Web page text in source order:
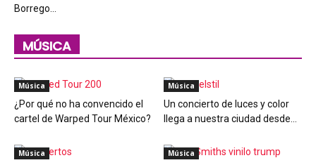
Borrego...
MÚSICA
Música
¿Por qué no ha convencido el
cartel de Warped Tour México?
Música
Un concierto de luces y color
llega a nuestra ciudad desde...
Música Música